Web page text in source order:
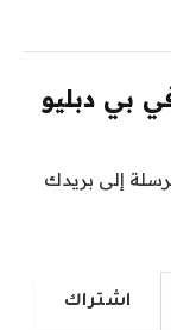
بي دبليو
إلى بريدك
اشتراك